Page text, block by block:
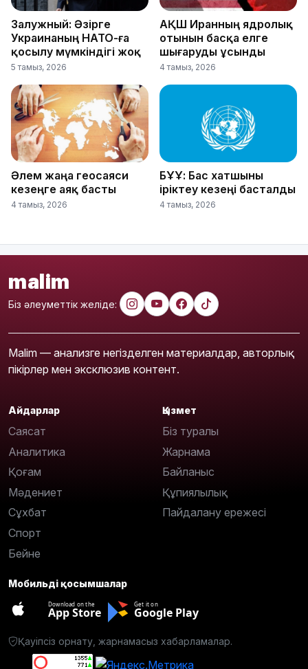
Залужный: Әзірге
Украинаның НАТО-ға
қосылу мүмкіндігі жоқ
5 тамыз, 2026
АҚШ Иранның ядролық
отынын басқа елге
шығаруды ұсынды
4 тамыз, 2026
Әлем жаңа геосаяси
кезеңге аяқ басты
4 тамыз, 2026
БҰҰ: Бас хатшыны
іріктеу кезеңі басталды
4 тамыз, 2026
malim
Біз әлеуметтік желіде:
Malim — анализге негізделген материалдар, авторлық
пікірлер мен эксклюзив контент.
Айдарлар
Саясат
Аналитика
Қоғам
Мәдениет
Сұхбат
Спорт
Бейне
Қызмет
Біз туралы
Жарнама
Байланыс
Құпиялылық
Пайдалану ережесі
Мобильді қосымшалар
Download on the
App Store
Get it on
Google Play
Қауіпсіз орнату, жарнамасыз хабарламалар.